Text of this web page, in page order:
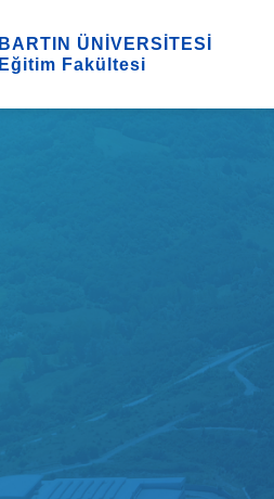
BARTIN ÜNİVERSİTESİ
Eğitim Fakültesi